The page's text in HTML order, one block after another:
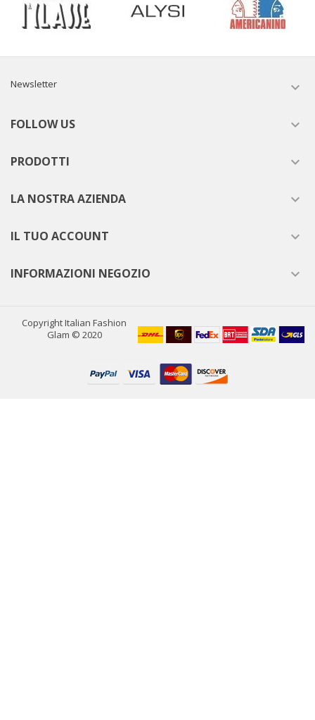
Newsletter 
FOLLOW US 
PRODOTTI 
LA NOSTRA AZIENDA 
IL TUO ACCOUNT 
INFORMAZIONI NEGOZIO 
Copyright Italian Fashion
Glam © 2020